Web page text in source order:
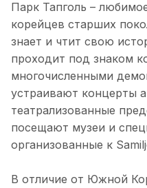
Парк Тапголь –
корейцев старших
знает и чтит свою
проходит под знаком
многочисленными
устраивают концерты
театрализованные
посещают музеи и
организованные к
В отличие от Южной